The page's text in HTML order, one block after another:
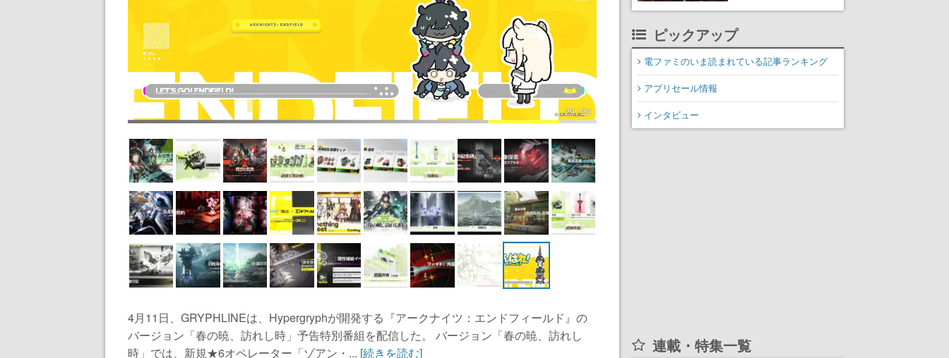
29 / 29
4月11日、GRYPHLINEは、Hypergryphが開発する『アークナイツ：エンドフィールド』の
バージョン「春の暁、訪れし時」予告特別番組を配信した。 バージョン「春の暁、訪れし
時」では、新規★6オペレーター「ゾアン・... [続きを読む]
『小早川さんはソウルラ
DIED」
ピックアップ
電ファミのいま読まれている記事ランキング
アプリセール情報
インタビュー
連載・特集一覧